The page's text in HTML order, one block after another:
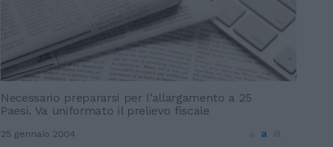
Necessario prepararsi per l'allargamento a 25
Paesi. Va uniformato il prelievo fiscale
25 gennaio 2004 a